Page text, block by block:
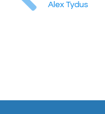
Alex Tydus